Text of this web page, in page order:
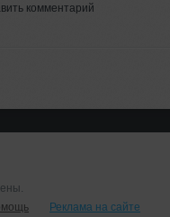
комментарий
Реклама на сайте